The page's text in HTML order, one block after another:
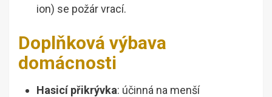
ion) se požár vrací.
Doplňková výbava
domácnosti
Hasicí přikrývka: účinná na menší